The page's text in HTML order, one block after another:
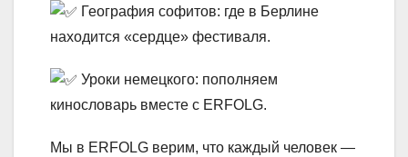
География софитов: где в Берлине
находится «сердце» фестиваля.
Уроки немецкого: пополняем
кинословарь вместе с ERFOLG.
Мы в ERFOLG верим, что каждый человек —